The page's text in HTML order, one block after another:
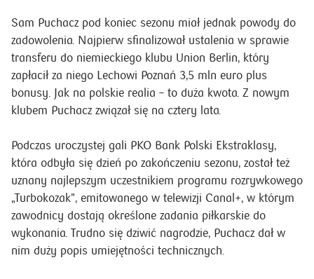
Sam Puchacz pod koniec sezonu miał jednak powody do
zadowolenia. Najpierw sfinalizował ustalenia w sprawie
transferu do niemieckiego klubu Union Berlin, który
zapłacił za niego Lechowi Poznań 3,5 mln euro plus
bonusy. Jak na polskie realia – to duża kwota. Z nowym
klubem Puchacz związał się na cztery lata.
Podczas uroczystej gali PKO Bank Polski Ekstraklasy,
która odbyła się dzień po zakończeniu sezonu, został też
uznany najlepszym uczestnikiem programu rozrywkowego
„Turbokozak”, emitowanego w telewizji Canal+, w którym
zawodnicy dostają określone zadania piłkarskie do
wykonania. Trudno się dziwić nagrodzie, Puchacz dał w
nim duży popis umiejętności technicznych.